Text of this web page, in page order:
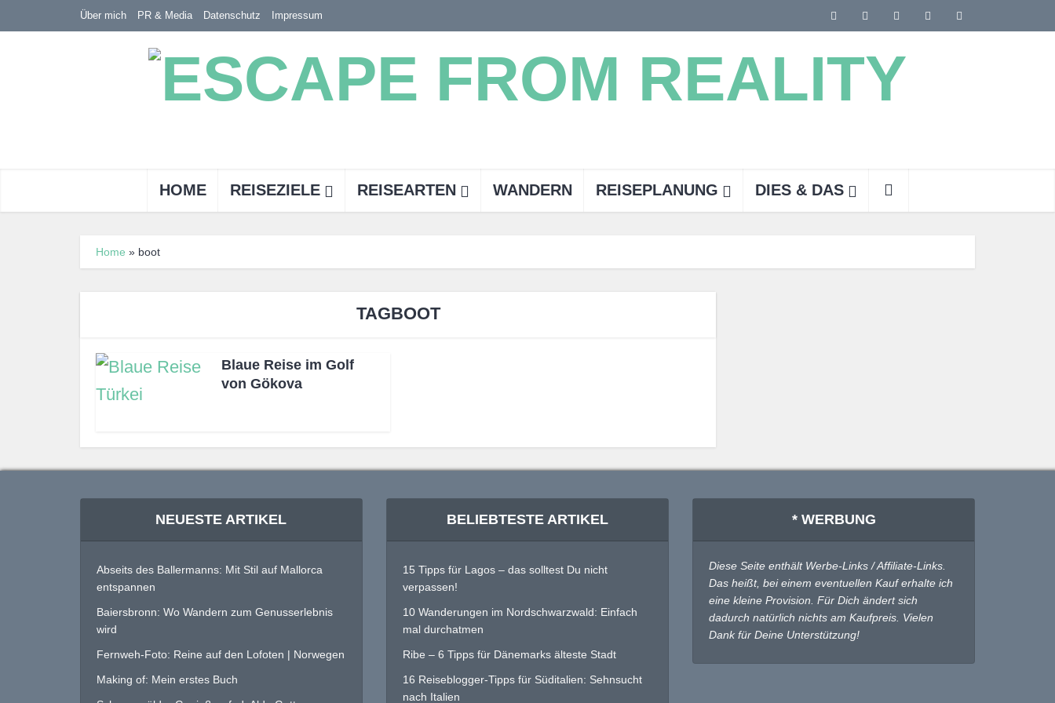
Über mich PR & Media Datenschutz Impressum
HOME REISEZIELE REISEARTEN WANDERN REISEPLANUNG DIES & DAS
Home » boot
TAGBOOT
Blaue Reise im Golf
von Gökova
NEUESTE ARTIKEL
Abseits des Ballermanns: Mit Stil auf Mallorca
entspannen
Baiersbronn: Wo Wandern zum Genusserlebnis
wird
Fernweh-Foto: Reine auf den Lofoten | Norwegen
Making of: Mein erstes Buch
BELIEBTESTE ARTIKEL
15 Tipps für Lagos – das solltest Du nicht
verpassen!
10 Wanderungen im Nordschwarzwald: Einfach
mal durchatmen
Ribe – 6 Tipps für Dänemarks älteste Stadt
16 Reiseblogger-Tipps für Süditalien: Sehnsucht
nach Italien
* WERBUNG
Diese Seite enthält Werbe-Links / Affiliate-Links.
Das heißt, bei einem eventuellen Kauf erhalte ich
eine kleine Provision. Für Dich ändert sich
dadurch natürlich nichts am Kaufpreis. Vielen
Dank für Deine Unterstützung!